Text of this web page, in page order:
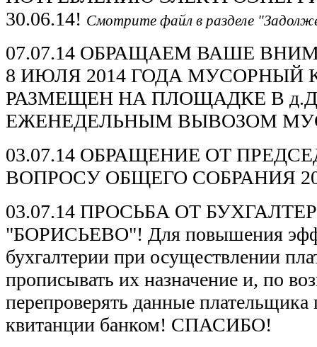
30.06.14! Смотрите файл в разделе
07.07.14 ОБРАЩАЕМ ВАШЕ
8 ИЮЛЯ 2014 ГОДА МУСОРНЫЙ
РАЗМЕЩЕН НА ПЛОЩАДКЕ В
ЕЖЕНЕДЕЛЬНЫМ ВЫВОЗОМ
03.07.14 ОБРАЩЕНИЕ ОТ
ВОПРОСУ ОБЩЕГО СОБРАНИЯ
03.07.14 ПРОСЬБА ОТ
"БОРИСЬЕВО"! Для повышения
бухгалтерии при осуществлении
прописывать их назначение и, по
перепроверять данные плательщика
квитанции банком! СПАСИБО!